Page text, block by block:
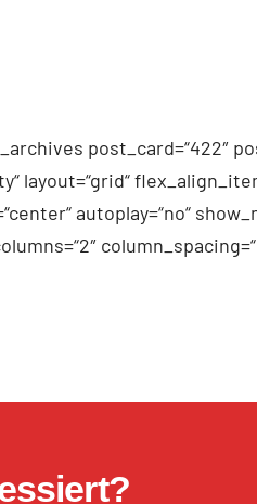
post_card=“422″
layout=“grid“
autoplay=“no“